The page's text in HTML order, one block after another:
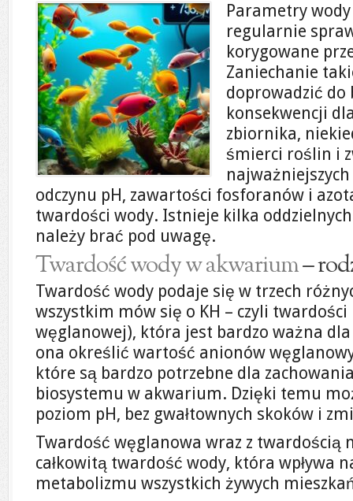
Parametry
regularnie
korygowane
Zaniechanie
doprowadzić do
konsekwencji
zbiornika,
śmierci roślin i
odczynu pH, zawartości fosforanów i
twardości wody. Istnieje kilka
należy brać pod uwagę.
Twardość wody w akwarium–
Twardość wody podaje się w trzech
wszystkim mów się o KH – czyli
węglanowej), która jest bardzo ważna
ona określić wartość anionów
które są bardzo potrzebne dla
biosystemu w akwarium. Dzięki temu
poziom pH, bez gwałtownych skoków i
Twardość węglanowa wraz z twardością
całkowitą twardość wody, która wpływa
metabolizmu wszystkich żywych